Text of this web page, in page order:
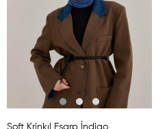
Soft Krinkıl Eşarp İndigo